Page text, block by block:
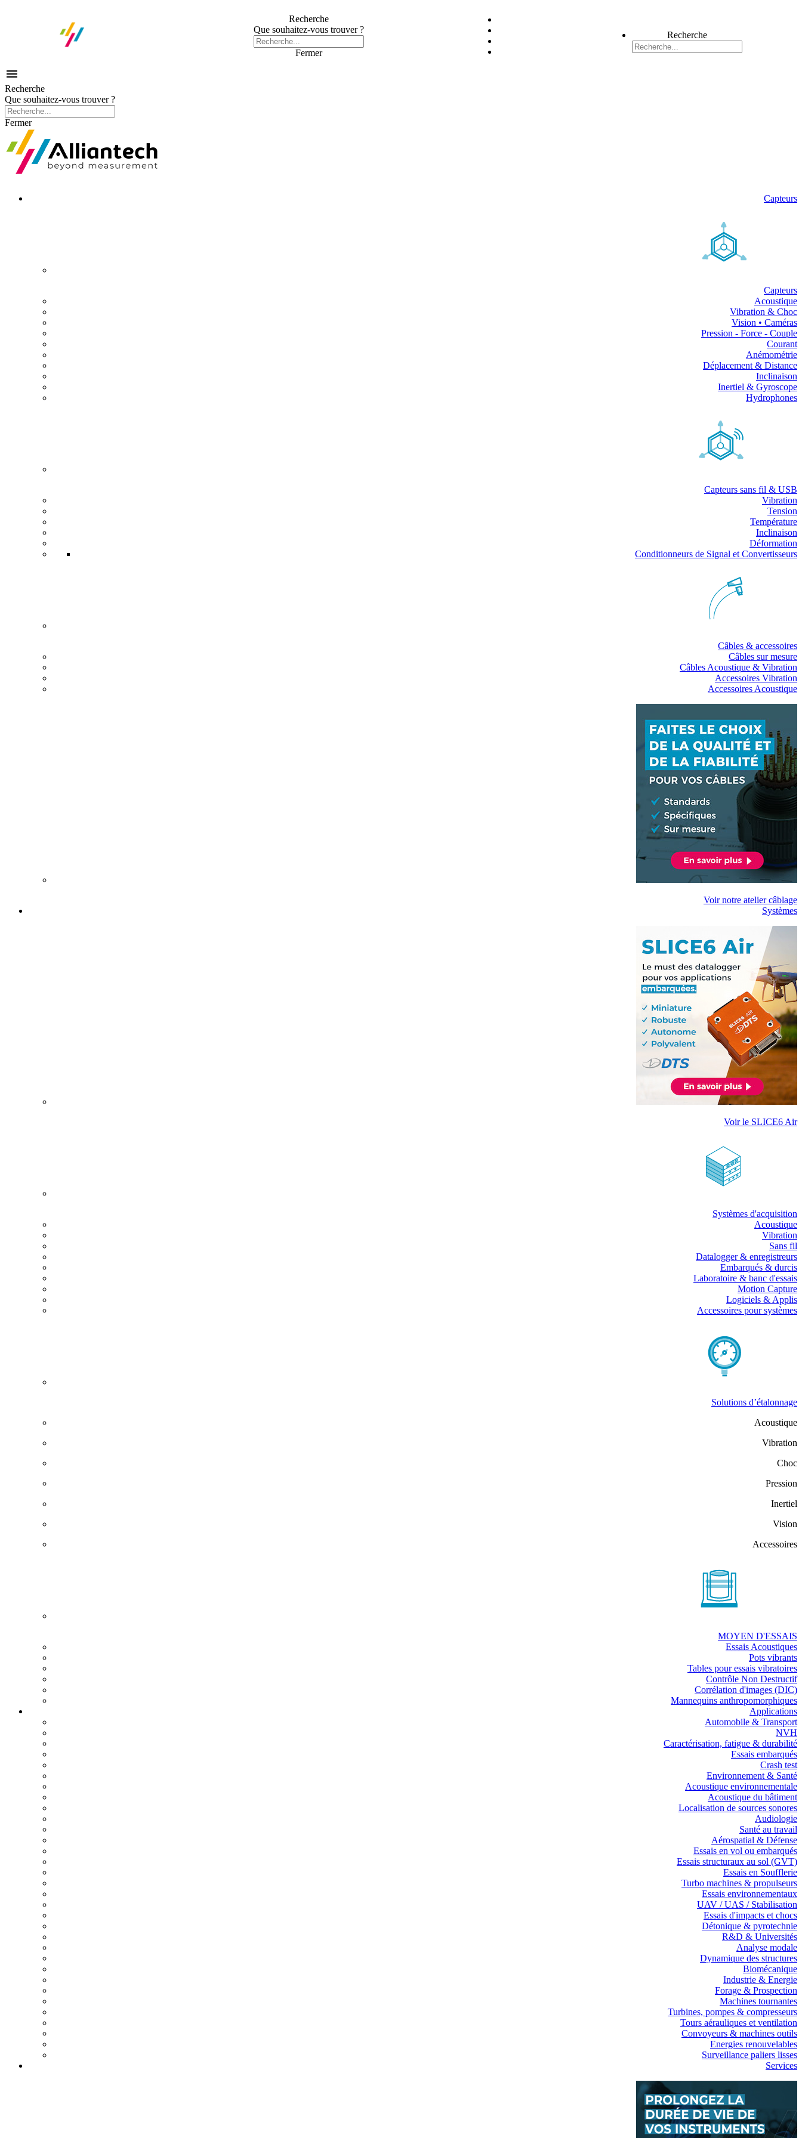
Recherche
Que souhaitez-vous trouver ?
Fermer
Recherche

Recherche
Que souhaitez-vous trouver ?
Fermer
Capteurs
Capteurs
Acoustique
Vibration & Choc
Vision • Caméras
Pression - Force - Couple
Courant
Anémométrie
Déplacement & Distance
Inclinaison
Inertiel & Gyroscope
Hydrophones
Capteurs sans fil & USB
Vibration
Tension
Température
Inclinaison
Déformation
Conditionneurs de Signal et Convertisseurs
Câbles & accessoires
Câbles sur mesure
Câbles Acoustique & Vibration
Accessoires Vibration
Accessoires Acoustique
Voir notre atelier câblage
Systèmes
Voir le SLICE6 Air
Systèmes d'acquisition
Acoustique
Vibration
Sans fil
Datalogger & enregistreurs
Embarqués & durcis
Laboratoire & banc d'essais
Motion Capture
Logiciels & Applis
Accessoires pour systèmes
Solutions d’étalonnage
Acoustique
Vibration
Choc
Pression
Inertiel
Vision
Accessoires
MOYEN D'ESSAIS
Essais Acoustiques
Pots vibrants
Tables pour essais vibratoires
Contrôle Non Destructif
Corrélation d'images (DIC)
Mannequins anthropomorphiques
Applications
Automobile & Transport
NVH
Caractérisation, fatigue & durabilité
Essais embarqués
Crash test
Environnement & Santé
Acoustique environnementale
Acoustique du bâtiment
Localisation de sources sonores
Audiologie
Santé au travail
Aérospatial & Défense
Essais en vol ou embarqués
Essais structuraux au sol (GVT)
Essais en Soufflerie
Turbo machines & propulseurs
Essais environnementaux
UAV / UAS / Stabilisation
Essais d'impacts et chocs
Détonique & pyrotechnie
R&D & Universités
Analyse modale
Dynamique des structures
Biomécanique
Industrie & Energie
Forage & Prospection
Machines tournantes
Turbines, pompes & compresseurs
Tours aérauliques et ventilation
Convoyeurs & machines outils
Energies renouvelables
Surveillance paliers lisses
Services